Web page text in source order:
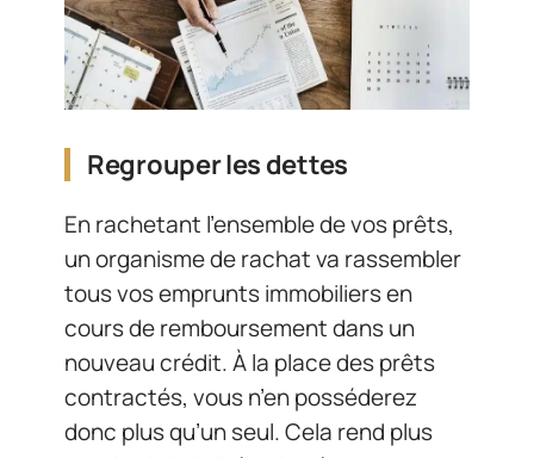
Regrouper les dettes
En rachetant l’ensemble de vos prêts,
un organisme de rachat va rassembler
tous vos emprunts immobiliers en
cours de remboursement dans un
nouveau crédit. À la place des prêts
contractés, vous n’en posséderez
donc plus qu’un seul. Cela rend plus